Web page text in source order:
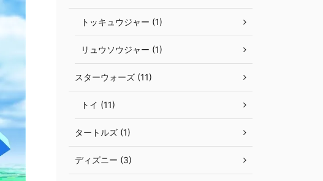
トッキュウジャー (1)
リュウソウジャー (1)
スターウォーズ (11)
トイ (11)
タートルズ (1)
ディズニー (3)